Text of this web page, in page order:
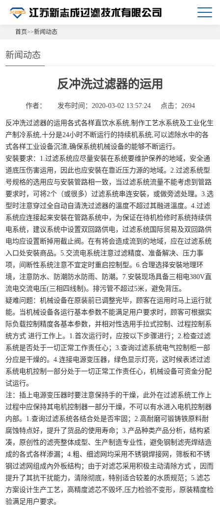
首页>>新闻动态
新闻动态
反冲洗过滤器的运用
作者： 发布时间：2020-03-02 13:57:24 点击：2694
反冲洗过滤器的运用各式各样直饮水系统,制作工艺水系统及工业化生
产制冷系统,十分是24小时不断运行的持续机系统,可以滤除水中的各
式各样工业设备沉渣,确保系统机械设备的能够不断运行。
安裝要求：1.过滤系统应尽量安裝在系统要维护保养的地域，安全通
道底压伤害运用，因此也应安裝在靠近压力源的地域。2.过滤系统型
号规格的选用应与安裝管路相一致，当过滤系统流量不能考虑到管路
要求时，可将2个（或很多）过滤系统串连安裝，或做旁滤处理。3.选
型时注意穿过全自动自清洗过滤器的溫度不超过其融进溫度。4.过滤
系统应连接起来安裝在管路系统中，为保证在待机检修时系统持续供
电系统，建议系统中设置双回路供电，过滤系统国际贸易及双回路供
电均应设置断掉用截止阀。在有将会造成流到的地域，应在过滤系统
入口处安裝商品。5.交流电系统注意过滤精度、准备解决、压力事
项，间断性系统注意不宜定时重启控制型。6.合理选择安裝地理环
境，注意防水、防潮防水防雨、防潮。7.安裝现场具备三相电380V直
流电交流电压(三相四线制)。排污管不超过5米，避免背压。
疑难问题：机械设备在原装前已调整完毕，顾客在运用时马上运行就
能。当机械设备各运行基本参数不能满足用户要求时，顾客可根据实
际负载控制精度各基本参数，并相对性选用手拉式控制、过程控制系
统方式 进行工作上。1.首次运行时，应按以下步骤进行；2.检查过滤
系统是否处于一切正常工作责任心；3.查询过滤系统电气控制柜一部
分应是干燥的。4.连接电源变压器，绿色显示灯亮，这时候表述过滤
系统电机控制一部分处于一切正常工作责任心，机械设备可资金分配
试运行。
注：插上电源变压器时要注意保持手的干燥，此外在过滤系统工作上
过程中应保持其电机控制器一部分干燥，不可以有水进入电机控制器
内部。1.查询过滤系统各结合处是否牢固；2.高耐磨可锻铸铁原料耐
腐蚀特点好，提升了货品的使用寿命；3.产品种类产品分析，结构紧
凑，原创性的滤壳整体成型、生产制造专业性，避免钢制滤壳焊结造
成的各式各样渗漏；4.粗、细滤网均采用不锈钢焊接网，筛板和不锈
钢过滤网组成內外板结构；由于对滤芯采用积极主动清除方式 ，因而
提升了其抗干扰能力，清除彻底，特别适合较差的水质规范；5.滤芯
方案设计生产工艺，高精度滤芯不毁坏,压力检验不变形，原装精度检
验满足用户要求。